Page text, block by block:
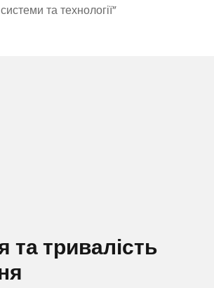
та технології”
та тривалість